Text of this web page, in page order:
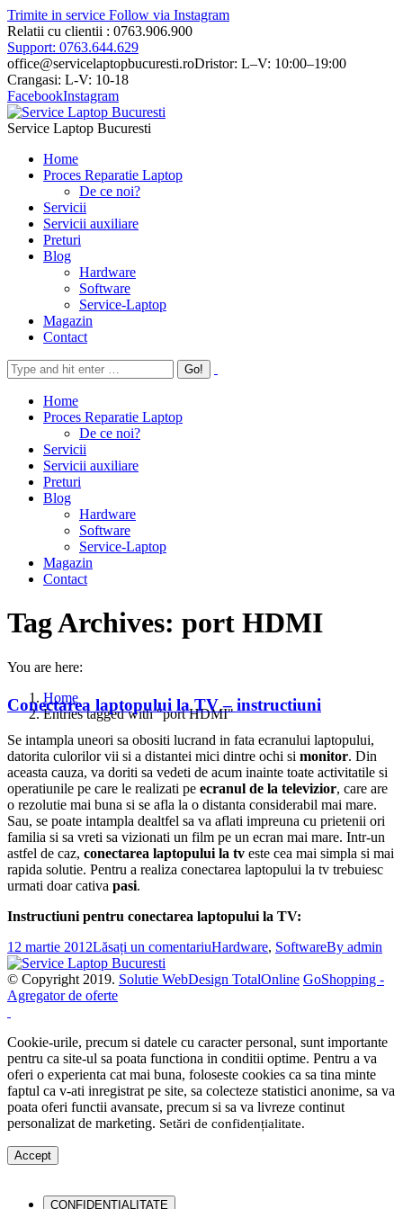
Trimite in service Follow via Instagram
Relatii cu clientii : 0763.906.900
Support: 0763.644.629
office@servicelaptopbucuresti.roDristor: L–V: 10:00–19:00
Crangasi: L-V: 10-18
FacebookInstagram
Service Laptop Bucuresti
Home
Proces Reparatie Laptop
De ce noi?
Servicii
Servicii auxiliare
Preturi
Blog
Hardware
Software
Service-Laptop
Magazin
Contact
Home
Proces Reparatie Laptop
De ce noi?
Servicii
Servicii auxiliare
Preturi
Blog
Hardware
Software
Service-Laptop
Magazin
Contact
Tag Archives: port HDMI
You are here:
Home
Entries tagged with "port HDMI"
Conectarea laptopului la TV – instructiuni
Se intampla uneori sa obositi lucrand in fata ecranului laptopului,
datorita culorilor vii si a distantei mici dintre ochi si monitor. Din
aceasta cauza, va doriti sa vedeti de acum inainte toate activitatile si
operatiunile pe care le realizati pe ecranul de la televizior, care are
o rezolutie mai buna si se afla la o distanta considerabil mai mare.
Sau, se poate intampla dealtfel sa va aflati impreuna cu prietenii ori
familia si sa vreti sa vizionati un film pe un ecran mai mare. Intr-un
astfel de caz, conectarea laptopului la tv este cea mai simpla si mai
rapida solutie. Pentru a realiza conectarea laptopului la tv trebuiesc
urmati doar cativa pasi.
Instructiuni pentru conectarea laptopului la TV:
12 martie 2012Lăsați un comentariuHardware, SoftwareBy admin
© Copyright 2019. Solutie WebDesign TotalOnline GoShopping -
Agregator de oferte
Cookie-urile, precum si datele cu caracter personal, sunt importante
pentru ca site-ul sa poata functiona in conditii optime. Pentru a va
oferi o experienta cat mai buna, foloseste cookies ca sa tina minte
faptul ca v-ati inregistrat pe site, sa colecteze statistici anonime, sa va
poata oferi functii avansate, precum si sa va livreze continut
personalizat de marketing. Setări de confidențialitate.
Accept
CONFIDENȚIALITATE